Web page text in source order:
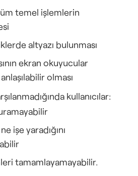
temel işlemlerin
altyazı bulunması
ekran okuyucular
olması
kullanıcılar:
işe yaradığını
tamamlayamayabilir.